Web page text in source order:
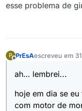
esse problema de
P PrEsAescreveu em
última edição
ah… lembrei...
hoje em dia se
com motor de